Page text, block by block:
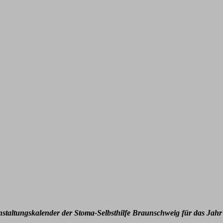
der Stoma-Selbsthilfe Braunschweig für das